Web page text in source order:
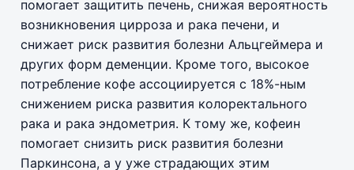
помогает защитить печень, снижая вероятность
возникновения цирроза и рака печени, и
снижает риск развития болезни Альцгеймера и
других форм деменции. Кроме того, высокое
потребление кофе ассоциируется с 18%-ным
снижением риска развития колоректального
рака и рака эндометрия. К тому же, кофеин
помогает снизить риск развития болезни
Паркинсона, а у уже страдающих этим